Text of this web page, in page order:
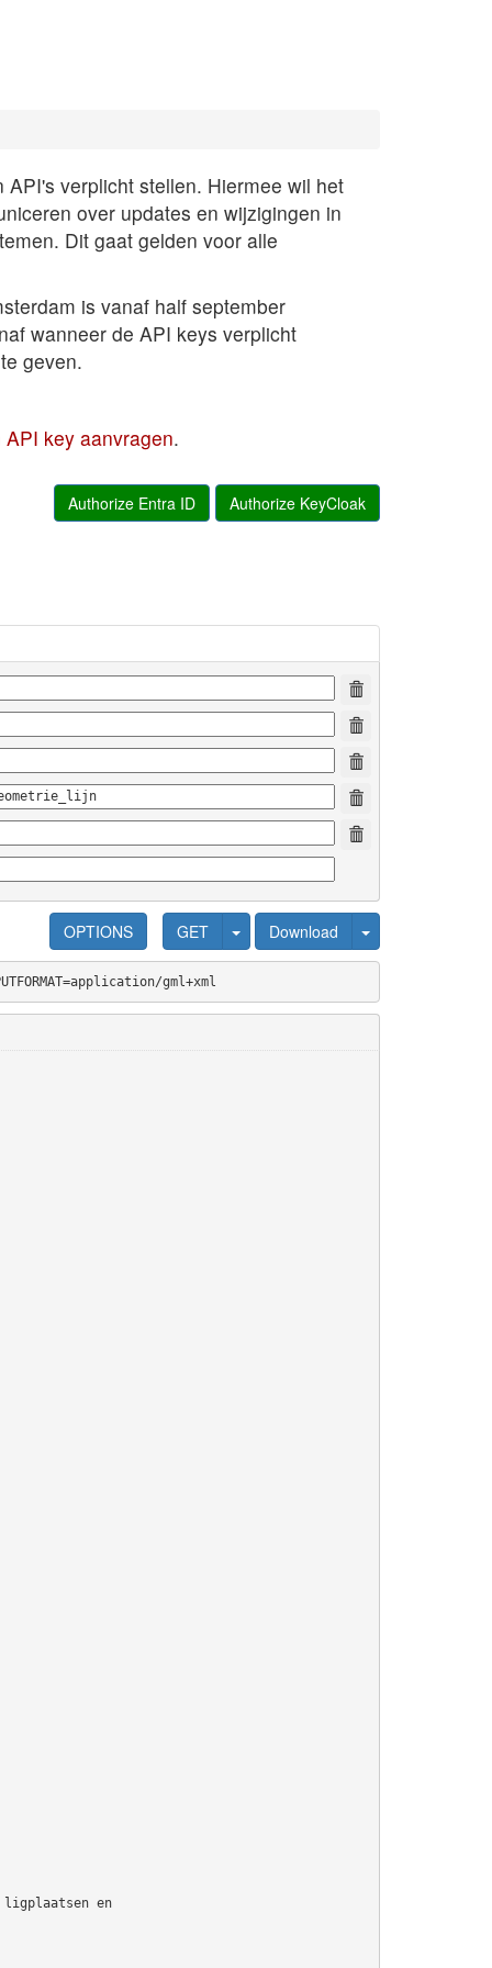
verplicht stellen. Hiermee wil het
over updates en wijzigingen in
Dit gaat gelden voor alle
is vanaf half september
wanneer de API keys verplicht
geven.
key aanvragen.
Authorize KeyCloak
Authorize Entra ID
GET Download
OPTIONS
gml+xml
ligplaatsen en